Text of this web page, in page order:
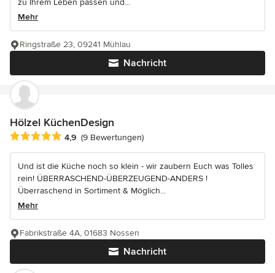
Mehr
Nachricht
Ringstraße 23, 09241 Mühlau
Hölzel KüchenDesign
Durchschnittliche Bewertung: 4.9 von 5 Sternen
4,9 (9 Bewertungen)
Und ist die Küche noch so klein - wir zaubern Euch was Tolles
rein! ÜBERRASCHEND-ÜBERZEUGEND-ANDERS !
Überraschend in Sortiment & Möglich...
Mehr
Nachricht
Fabrikstraße 4A, 01683 Nossen